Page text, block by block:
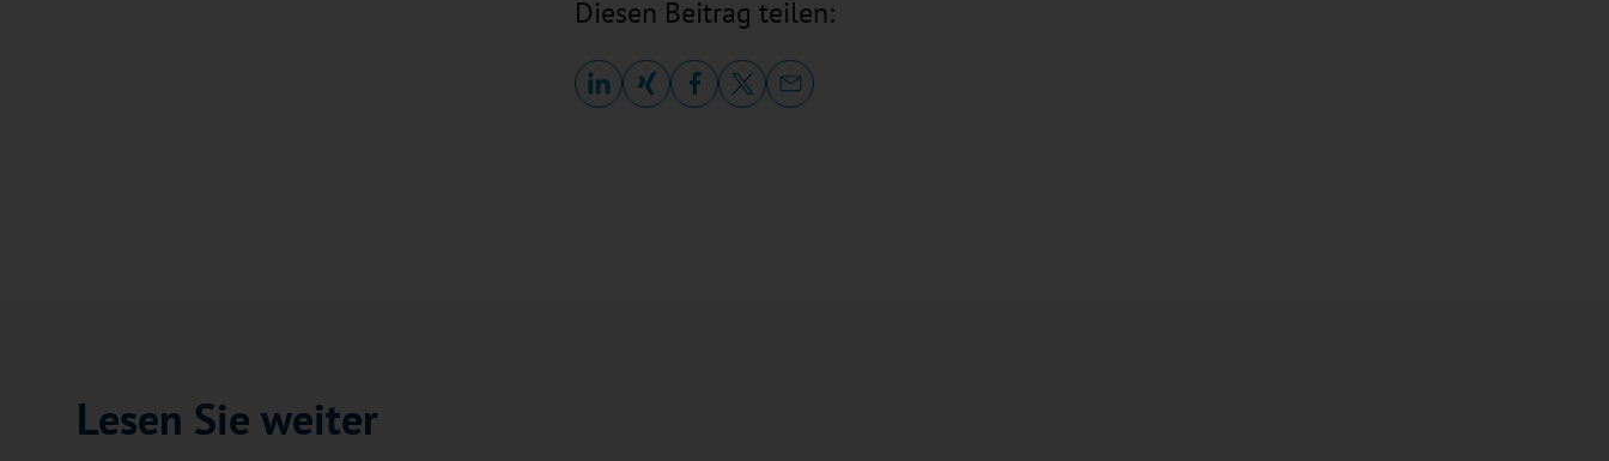
Diesen Beitrag teilen:
Lesen Sie weiter